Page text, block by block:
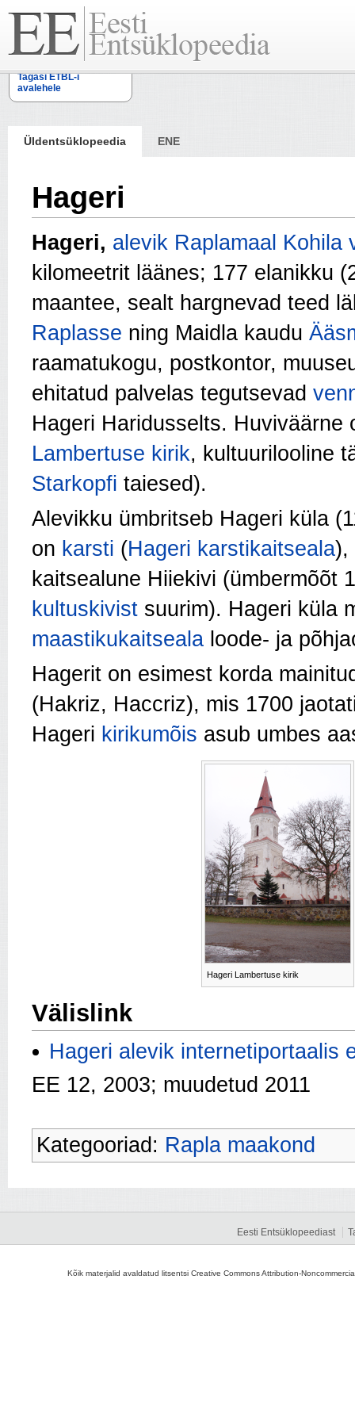
Tagasi ETBL-i
avalehele
Üldentsüklopeedia ENE
Hageri
Hageri, alevik Raplamaal Kohila
kilomeetrit läänes; 177 elanikku
maantee, sealt hargnevad teed
Raplasse ning Maidla kaudu
raamatukogu, postkontor,
ehitatud palvelas tegutsevad
Hageri Haridusselts. Huviväärne
Lambertuse kirik, kultuurilooline
Starkopfi taiesed).
Alevikku ümbritseb Hageri küla
on karsti (Hageri karstikaitseala),
kaitsealune Hiiekivi (ümbermõõt
kultuskivist suurim). Hageri küla
maastikukaitseala loode- ja
Hagerit on esimest korda
(Hakriz, Haccriz), mis 1700
Hageri kirikumõis asub umbes
Hageri Lambertuse kirik
Välislink
Hageri alevik internetiportaalis
EE 12, 2003; muudetud 2011
Kategooriad: Rapla maakond
Eesti Entsüklopeediast
Kõik materjalid avaldatud litsentsi Creative Commons Attribution-